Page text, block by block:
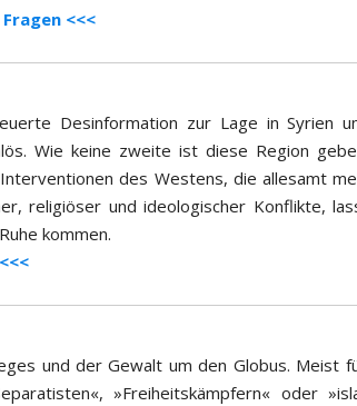
<<<
Desinformation zur Lage in Syrien
Wie keine zweite ist diese Region
des Westens, die allesamt
religiöser und ideologischer Konflikte,
kommen.
und der Gewalt um den Globus. Meist
»Freiheitskämpfern« oder